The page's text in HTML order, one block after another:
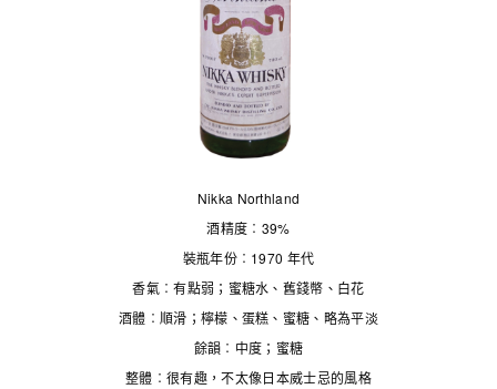
Nikka Northland
酒精度︰39%
裝瓶年份︰1970 年代
香氣︰有點弱；蜜糖水、舊錢幣、白花
酒體︰順滑；檸檬、蛋糕、蜜糖、略為平淡
餘韻︰中度；蜜糖
整體︰很有趣，不太像日本威士忌的風格